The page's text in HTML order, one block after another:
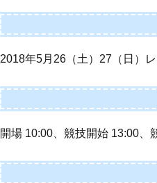
2018年5月26（土）27（日）
開場 10:00、競技開始 13:00、